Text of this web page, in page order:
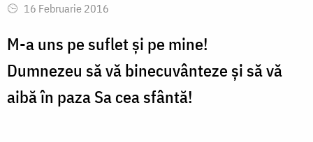
16 Februarie 2016
M-a uns pe suflet și pe mine!
Dumnezeu să vă binecuvânteze și să vă
aibă în paza Sa cea sfântă!